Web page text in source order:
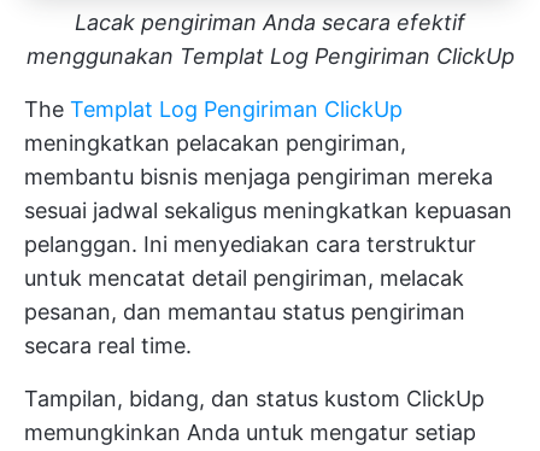
Lacak pengiriman Anda secara efektif
menggunakan Templat Log Pengiriman ClickUp
The Templat Log Pengiriman ClickUp
meningkatkan pelacakan pengiriman,
membantu bisnis menjaga pengiriman mereka
sesuai jadwal sekaligus meningkatkan kepuasan
pelanggan. Ini menyediakan cara terstruktur
untuk mencatat detail pengiriman, melacak
pesanan, dan memantau status pengiriman
secara real time.
Tampilan, bidang, dan status kustom ClickUp
memungkinkan Anda untuk mengatur setiap